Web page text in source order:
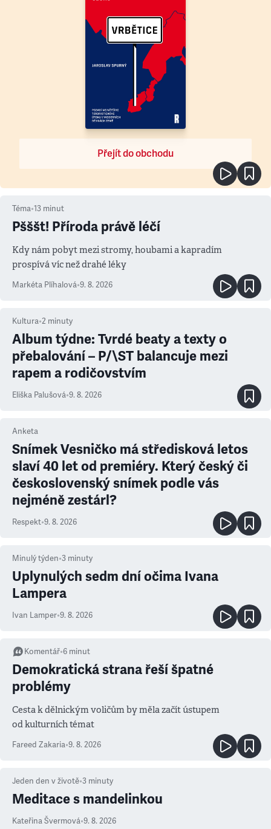
Přejít do obchodu
Téma•13 minut
Pšššt! Příroda právě léčí
Kdy nám pobyt mezi stromy, houbami a kapradím
prospívá víc než drahé léky
Markéta Plíhalová•9. 8. 2026
Kultura•2 minuty
Album týdne: Tvrdé beaty a texty o
přebalování – P/\ST balancuje mezi
rapem a rodičovstvím
Eliška Palušová•9. 8. 2026
Anketa
Snímek Vesničko má středisková letos
slaví 40 let od premiéry. Který český či
československý snímek podle vás
nejméně zestárl?
Respekt•9. 8. 2026
Minulý týden•3 minuty
Uplynulých sedm dní očima Ivana
Lampera
Ivan Lamper•9. 8. 2026
Komentář•6 minut
Demokratická strana řeší špatné
problémy
Cesta k dělnickým voličům by měla začít ústupem
od kulturních témat
Fareed Zakaria•9. 8. 2026
Jeden den v životě•3 minuty
Meditace s mandelinkou
Kateřina Švermová•9. 8. 2026